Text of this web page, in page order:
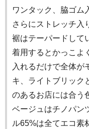
ワンタック、脇ゴム
さらにストレッチ入
裾はテーパードして
着用するとかっこよ
入れるだけで全体が
キ、ライトブリック
のあるお店には合う
ベージュはチノパン
ル65%は全てエコ素